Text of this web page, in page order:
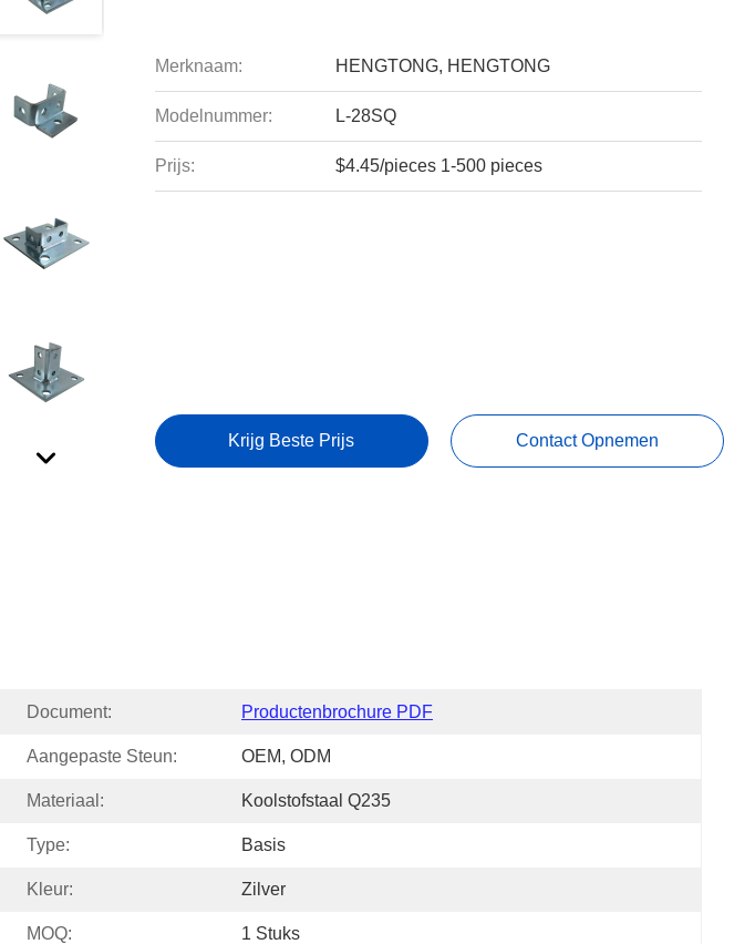
Merknaam: HENGTONG, HENGTONG
Modelnummer: L-28SQ
Prijs: $4.45/pieces 1-500 pieces
Krijg Beste Prijs Contact Opnemen
Document: Productenbrochure PDF
Aangepaste Steun: OEM, ODM
Materiaal: Koolstofstaal Q235
Type: Basis
Kleur: Zilver
MOQ: 1 Stuks